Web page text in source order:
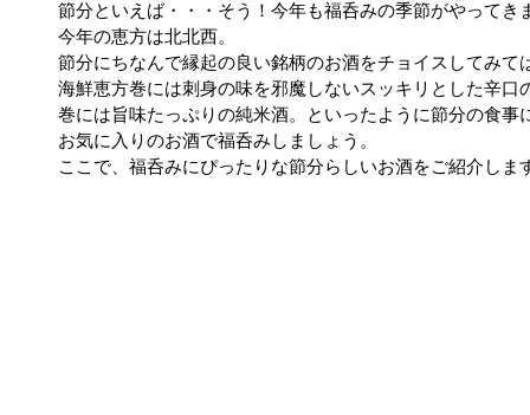
節分といえば・・・そう！今年も福呑みの季節がやってき
今年の恵方は北北西。
節分にちなんで縁起の良い銘柄のお酒をチョイスしてみて
海鮮恵方巻には刺身の味を邪魔しないスッキリとした辛口
巻には旨味たっぷりの純米酒。といったように節分の食事
お気に入りのお酒で福呑みしましょう。
ここで、福呑みにぴったりな節分らしいお酒をご紹介しま